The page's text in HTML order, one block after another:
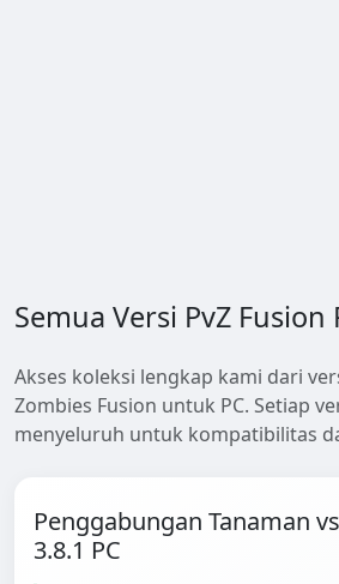
Semua Versi PvZ Fusion
Akses koleksi lengkap kami dari
Zombies Fusion untuk PC. Setiap
menyeluruh untuk kompatibilitas
Penggabungan Tanaman
3.8.1 PC